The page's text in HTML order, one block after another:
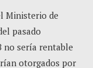
Ministerio de
pasado
no sería rentable
otorgados por